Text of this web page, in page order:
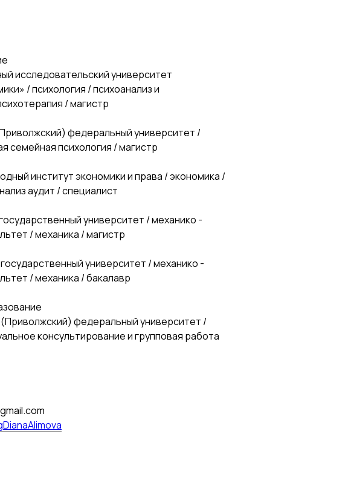
исследовательский университет
/ психология / психоанализ и
/ магистр
федеральный университет /
семейная психология / магистр
институт экономики и права / экономика /
аудит / специалист
университет / механико -
/ механика / магистр
университет / механико -
/ механика / бакалавр
(Приволжский) федеральный университет /
консультирование и групповая работа